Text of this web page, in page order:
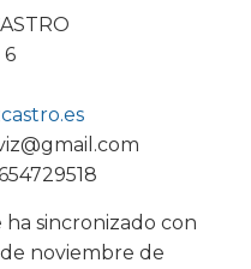
6
ha sincronizado con
noviembre de